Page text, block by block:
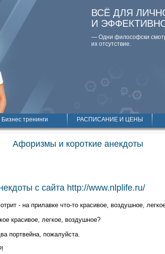
ВСЁ ДЛЯ
И
— Одни философски
их отсутствие.
Бизнес тренинги РАСПИСАНИЕ И ЦЕНЫ
Афоризмы и короткие анекдоты
с сайта http://www.nlplife.ru/
- на прилавке что-то красивое, воздушное,
красивое, легкое, воздушное?
портвейна, пожалуйста.